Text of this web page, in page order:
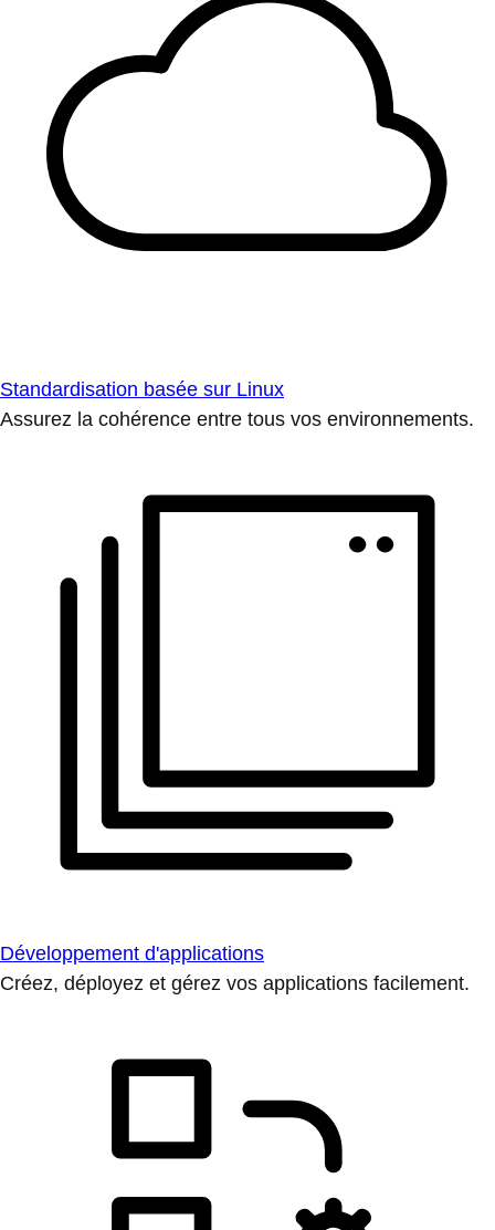
Standardisation basée sur Linux
Assurez la cohérence entre tous vos environnements.
Développement d'applications
Créez, déployez et gérez vos applications facilement.